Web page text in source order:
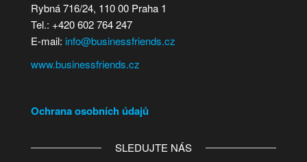
Rybná 716/24, 110 00 Praha 1
Tel.: +420 602 764 247
E-mail: info@businessfriends.cz
www.businessfriends.cz
Ochrana osobních údajů
SLEDUJTE NÁS